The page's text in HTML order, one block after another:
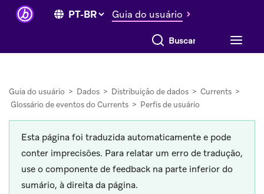
Guia do usuário
Buscar tudo
Guia do usuário > Dados > Distribuição de dados > Currents >
Glossário de eventos do Currents > Perfis de usuário
Esta página foi traduzida automaticamente e pode
conter imprecisões. Para relatar um erro de tradução,
use o componente de feedback na parte inferior do
sumário, à direita da página.